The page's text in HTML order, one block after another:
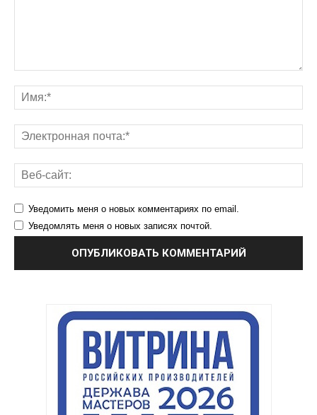
Уведомить меня о новых комментариях по email.
Уведомлять меня о новых записях почтой.